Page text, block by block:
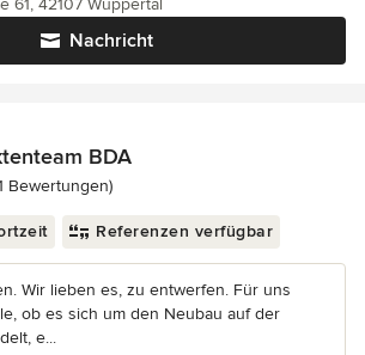
Nachricht
BDA
5 von 5 Sternen
Bewertungen)
Referenzen verfügbar
Wir lieben es, zu entwerfen. Für uns
ob es sich um den Neubau auf der
e...